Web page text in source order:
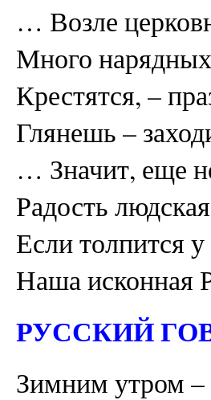
… Возле
Много
Крестятся, –
Глянешь –
… Значит, еще
Радость
Если толпится
Наша исконная
РУССКИЙ
Зимним утром –